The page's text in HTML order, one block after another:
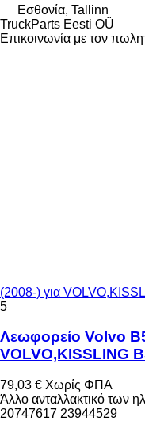
Εσθονία, Tallinn
TruckParts Eesti OÜ
Επικοινωνία με τον
(2008-) για
5
Λεωφορείο Volvo
VOLVO,KISSLING
79,03 € Χωρίς ΦΠΑ
Άλλο ανταλλακτικό των
20747617 23944529